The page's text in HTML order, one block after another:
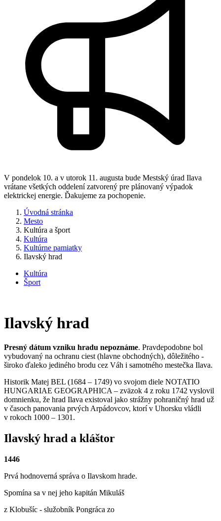
V pondelok 10. a v utorok 11. augusta bude Mestský úrad Ilava
vrátane všetkých oddelení zatvorený pre plánovaný výpadok
elektrickej energie. Ďakujeme za pochopenie.
Úvodná stránka
Mesto
Kultúra a šport
Kultúra
Kultúrne pamiatky
Ilavský hrad
Kultúra
Šport
Ilavský hrad
Presný dátum vzniku hradu nepoznáme. Pravdepodobne bol
vybudovaný na ochranu ciest (hlavne obchodných), dôležitého -
široko ďaleko jediného brodu cez Váh i samotného mestečka Ilava.
Historik Matej BEL (1684 – 1749) vo svojom diele NOTATIO
HUNGARIAE GEOGRAPHICA – zväzok 4 z roku 1742 vyslovil
domnienku, že hrad Ilava existoval jako strážny pohraničný hrad už
v časoch panovania prvých Arpádovcov, ktorí v Uhorsku vládli
v rokoch 1000 – 1301.
Ilavský hrad a kláštor
1446
Prvá hodnoverná správa o Ilavskom hrade.
Spomína sa v nej jeho kapitán Mikuláš
z Klobušíc - služobník Pongráca zo